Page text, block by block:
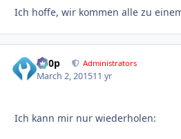
Ich hoffe, wir kommen alle zu
d00p Administrators
March 2, 201511 yr
Ich kann mir nur wiederholen: